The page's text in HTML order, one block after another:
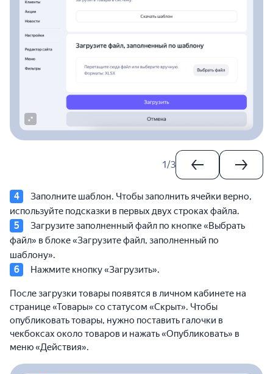
1/3
Заполните шаблон. Чтобы заполнить ячейки верно,
используйте подсказки в первых двух строках файла.
Загрузите заполненный файл по кнопке «Выбрать
файл» в блоке «Загрузите файл, заполненный по
шаблону».
Нажмите кнопку «Загрузить».
После загрузки товары появятся в личном кабинете на
странице «Товары» со статусом «Скрыт». Чтобы
опубликовать товары, нужно поставить галочки в
чекбоксах около товаров и нажать «Опубликовать» в
меню «Действия».